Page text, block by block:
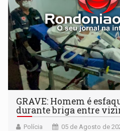
GRAVE: Homem é
durante briga entre
Polícia 05 de Agosto de